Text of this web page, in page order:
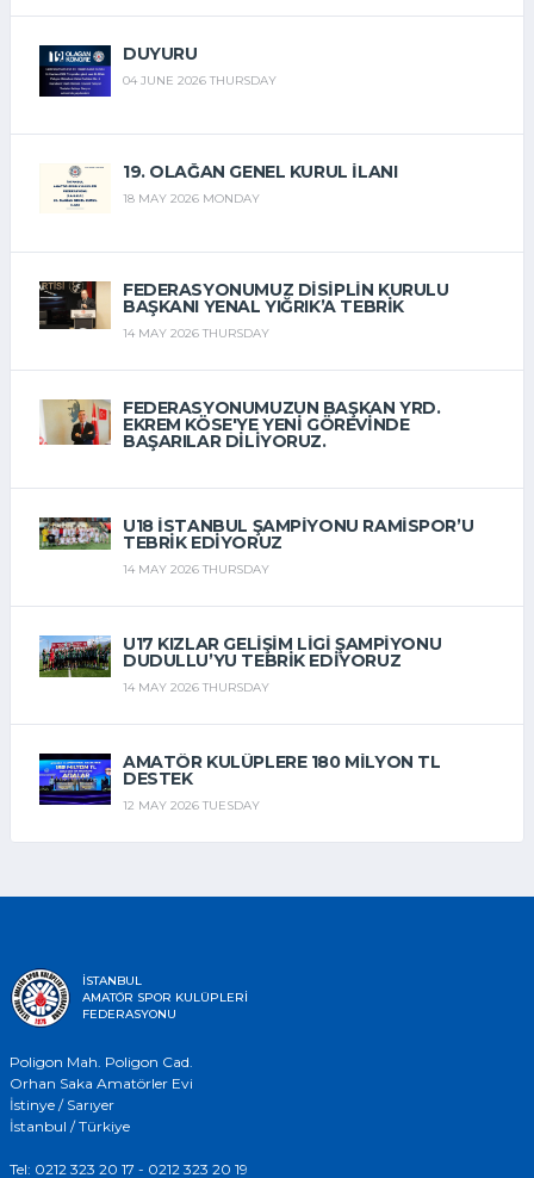
DUYURU
04 JUNE 2026 THURSDAY
19. OLAĞAN GENEL KURUL İLANI
18 MAY 2026 MONDAY
FEDERASYONUMUZ DISIPLIN KURULU
BAŞKANI YENAL YIĞRIK’A TEBRIK
14 MAY 2026 THURSDAY
FEDERASYONUMUZUN BAŞKAN YRD.
EKREM KÖSE'YE YENI GÖREVINDE
BAŞARILAR DILIYORUZ.
U18 İSTANBUL ŞAMPIYONU RAMISPOR’U
TEBRIK EDIYORUZ
14 MAY 2026 THURSDAY
U17 KIZLAR GELIŞIM LIGI ŞAMPIYONU
DUDULLU’YU TEBRIK EDIYORUZ
14 MAY 2026 THURSDAY
AMATÖR KULÜPLERE 180 MILYON TL
DESTEK
12 MAY 2026 TUESDAY
İSTANBUL
AMATÖR SPOR KULÜPLERİ
FEDERASYONU
Poligon Mah. Poligon Cad.
Orhan Saka Amatörler Evi
İstinye / Sarıyer
İstanbul / Türkiye
Tel: 0212 323 20 17 - 0212 323 20 19